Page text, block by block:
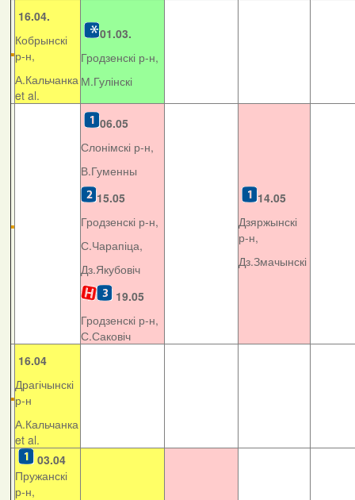
16.04.
Кобрынскі
р-н,
А.Кальчанка
et al.
01.03.
Гродзенскі р-н,
М.Гулінскі
06.05
Слонімскі р-н,
В.Гуменны
15.05
Гродзенскі р-н,
С.Чарапіца,
Дз.Якубовіч
19.05
Гродзенскі р-н,
С.Саковіч
14.05
Дзяржынскі
р-н,
Дз.Змачынскі
16.04
Драгічынскі
р-н
А.Кальчанка
et al.
03.04
Пружанскі
р-н,